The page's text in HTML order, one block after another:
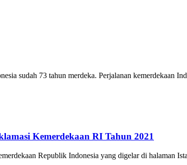
sudah 73 tahun merdeka. Perjalanan kemerdekaan
Kemerdekaan RI Tahun 2021
Republik Indonesia yang digelar di halaman